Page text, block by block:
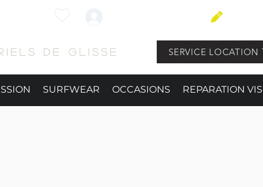
de glisse SERVICE LOCATION
SURFWEAR OCCASIONS REPARATION